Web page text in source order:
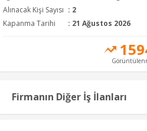
Alınacak Kişi Sayısı : 2
Kapanma Tarihi
: 21 Ağustos 2026
Firmanın Diğer İş İlanları